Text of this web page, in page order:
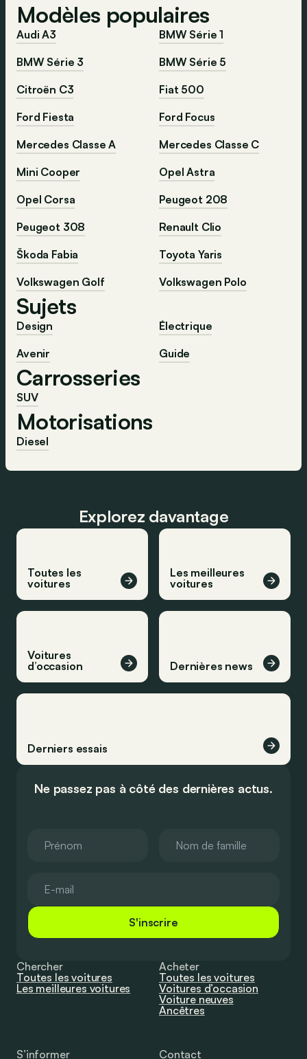
Modèles populaires
Audi A3
BMW Série 1
BMW Série 3
BMW Série 5
Citroën C3
Fiat 500
Ford Fiesta
Ford Focus
Mercedes Classe A
Mercedes Classe C
Mini Cooper
Opel Astra
Opel Corsa
Peugeot 208
Peugeot 308
Renault Clio
Škoda Fabia
Toyota Yaris
Volkswagen Golf
Volkswagen Polo
Sujets
Design
Électrique
Avenir
Guide
Carrosseries
SUV
Motorisations
Diesel
Explorez davantage
Toutes les
voitures
Les meilleures
voitures
Voitures
d’occasion
Dernières news
Derniers essais
Ne passez pas à côté des dernières actus.
S'inscrire
Chercher
Toutes les voitures
Les meilleures voitures
Acheter
Toutes les voitures
Voitures d’occasion
Voiture neuves
Ancêtres
S’informer
Contact